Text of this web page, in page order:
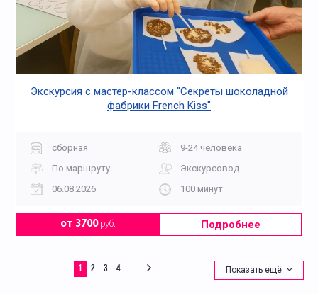
Экскурсия с мастер-классом "Секреты шоколадной
фабрики French Kiss"
сборная
9-24 человека
По маршруту
Экскурсовод
06.08.2026
100 минут
от 3700руб. Подробнее
1 2 3 4 Показать ещё